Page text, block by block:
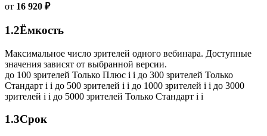
от 16 920 ₽
1.2Ёмкость
Максимальное число зрителей одного вебинара. Доступные
значения зависят от выбранной версии.
до 100 зрителей Только Плюс i i до 300 зрителей Только
Стандарт i i до 500 зрителей i i до 1000 зрителей i i до 3000
зрителей i i до 5000 зрителей Только Стандарт i i
1.3Срок